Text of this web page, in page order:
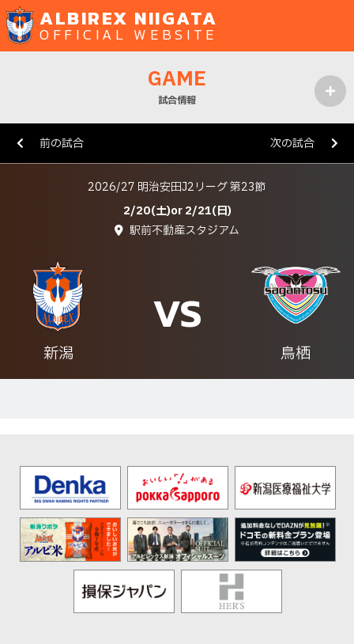
ALBIREX NIIGATA
OFFICIAL WEBSITE
GAME
試合情報
前の試合
次の試合
2026/27 明治安田J2リーグ 第23節
2/20(土)or 2/21(日)
駅前不動産スタジアム
新潟
VS
鳥栖